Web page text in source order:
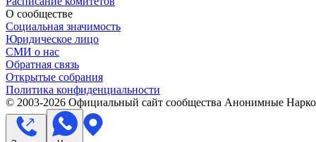
О сообществе
Социальная значимость
Юридическое лицо
СМИ о нас
Обратная связь
Открытые собрания
Политика конфиденциальности
© 2003-2026 Официальный сайт сообщества Анонимные